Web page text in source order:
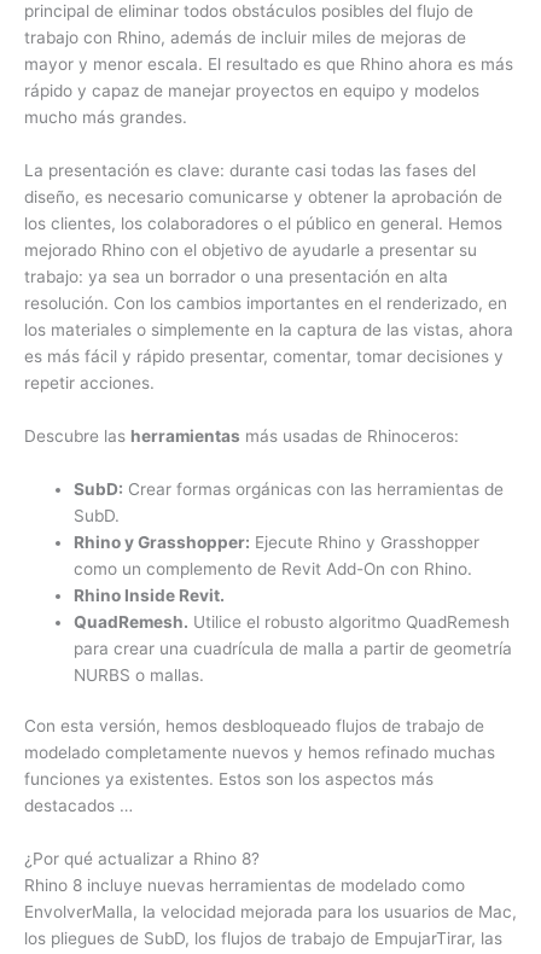
principal de eliminar todos obstáculos posibles del flujo de
trabajo con Rhino, además de incluir miles de mejoras de
mayor y menor escala. El resultado es que Rhino ahora es más
rápido y capaz de manejar proyectos en equipo y modelos
mucho más grandes.
La presentación es clave: durante casi todas las fases del
diseño, es necesario comunicarse y obtener la aprobación de
los clientes, los colaboradores o el público en general. Hemos
mejorado Rhino con el objetivo de ayudarle a presentar su
trabajo: ya sea un borrador o una presentación en alta
resolución. Con los cambios importantes en el renderizado, en
los materiales o simplemente en la captura de las vistas, ahora
es más fácil y rápido presentar, comentar, tomar decisiones y
repetir acciones.
Descubre las herramientas más usadas de Rhinoceros:
SubD: Crear formas orgánicas con las herramientas de
SubD.
Rhino y Grasshopper: Ejecute Rhino y Grasshopper
como un complemento de Revit Add-On con Rhino.
Rhino Inside Revit.
QuadRemesh. Utilice el robusto algoritmo QuadRemesh
para crear una cuadrícula de malla a partir de geometría
NURBS o mallas.
Con esta versión, hemos desbloqueado flujos de trabajo de
modelado completamente nuevos y hemos refinado muchas
funciones ya existentes. Estos son los aspectos más
destacados …
¿Por qué actualizar a Rhino 8?
Rhino 8 incluye nuevas herramientas de modelado como
EnvolverMalla, la velocidad mejorada para los usuarios de Mac,
los pliegues de SubD, los flujos de trabajo de EmpujarTirar, las